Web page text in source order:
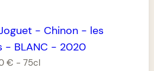
- Chinon- les
- BLANC - 2020
€ - 75cl